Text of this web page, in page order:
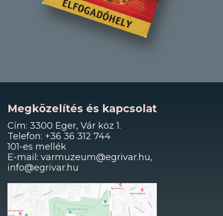
Megközelítés és kapcsolat
Cím: 3300 Eger, Vár köz 1.
Telefon: +36 36 312 744
101-es mellék
E-mail: varmuzeum@egrivar.hu,
info@egrivar.hu